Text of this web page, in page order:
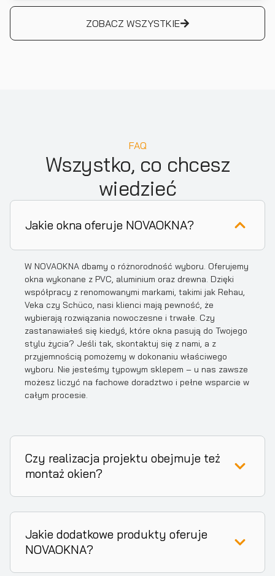
ZOBACZ WSZYSTKIE
FAQ
Wszystko, co chcesz
wiedzieć
Jakie okna oferuje NOVAOKNA?
W NOVAOKNA dbamy o różnorodność wyboru. Oferujemy
okna wykonane z PVC, aluminium oraz drewna. Dzięki
współpracy z renomowanymi markami, takimi jak Rehau,
Veka czy Schüco, nasi klienci mają pewność, że
wybierają rozwiązania nowoczesne i trwałe. Czy
zastanawiałeś się kiedyś, które okna pasują do Twojego
stylu życia? Jeśli tak, skontaktuj się z nami, a z
przyjemnością pomożemy w dokonaniu właściwego
wyboru. Nie jesteśmy typowym sklepem – u nas zawsze
możesz liczyć na fachowe doradztwo i pełne wsparcie w
całym procesie.
Czy realizacja projektu obejmuje też
montaż okien?
Jakie dodatkowe produkty oferuje
NOVAOKNA?